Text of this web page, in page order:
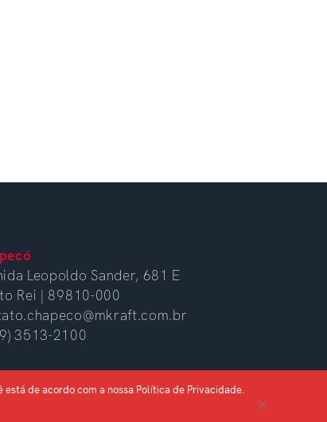
Leopoldo Sander, 681 E
Rei | 89810-000
3513-2100
de acordo com a nossa Política de Privacidade.